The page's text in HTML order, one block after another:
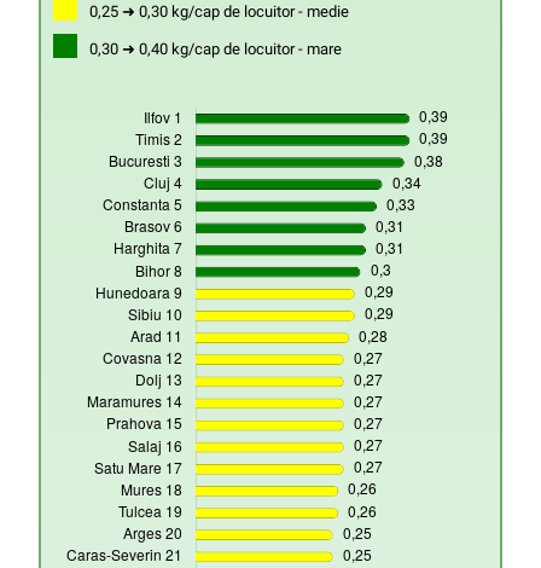
0,25 ➜ 0,30 kg/cap de locuitor - medie
0,30 ➜ 0,40 kg/cap de locuitor - mare